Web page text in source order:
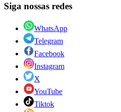
Siga nossas redes
WhatsApp
Telegram
Facebook
Instagram
X
YouTube
Tiktok